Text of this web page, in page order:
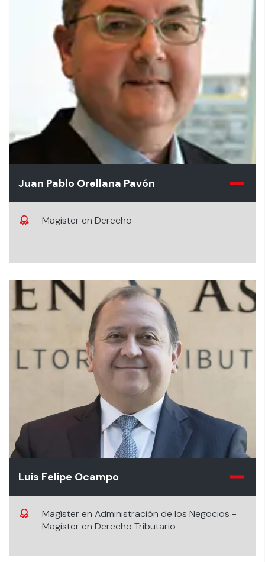
Juan Pablo Orellana Pavón
Magíster en Derecho
Luis Felipe Ocampo
Magíster en Administración de los Negocios -
Magíster en Derecho Tributario